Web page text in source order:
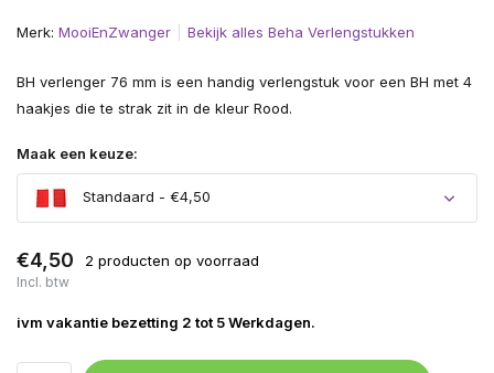
Merk: MooiEnZwanger Bekijk alles Beha Verlengstukken
BH verlenger 76 mm is een handig verlengstuk voor een BH met 4
haakjes die te strak zit in de kleur Rood.
Maak een keuze:
Standaard - €4,50
€4,50 2 producten op voorraad
Incl. btw
ivm vakantie bezetting 2 tot 5 Werkdagen.